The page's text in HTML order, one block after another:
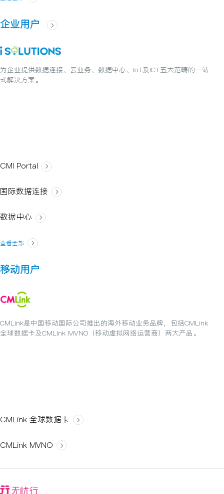
企业用户
为企业提供数据连接、云业务、数据中心、IoT及ICT五大范畴的一站
式解决方案。
CMI Portal
国际数据连接
数据中心
查看全部
移动用户
CMLink是中国移动国际公司推出的海外移动业务品牌，包括CMLink
全球数据卡及CMLink MVNO（移动虚拟网络运营商）两大产品。
CMLink 全球数据卡
CMLink MVNO